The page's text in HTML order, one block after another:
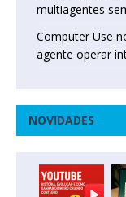
multiagentes
Computer Use
agente operar
NOVIDADES